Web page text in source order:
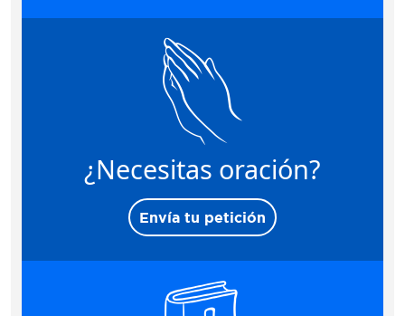
¿Necesitas oración?
Envía tu petición